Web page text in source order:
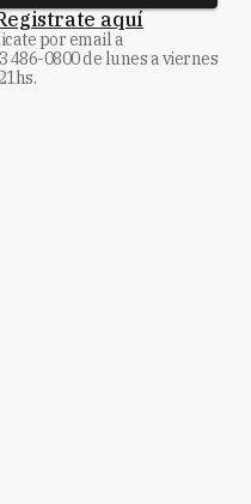
aquí
por email a
486-0800de lunes a viernes